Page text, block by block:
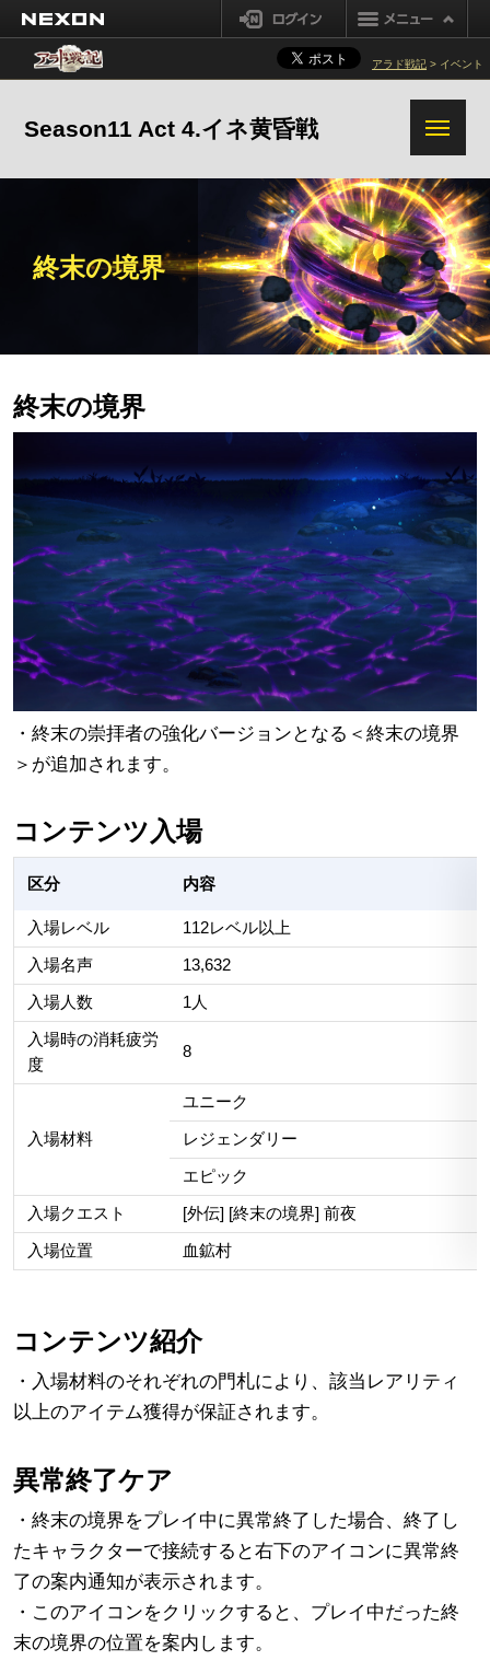
ログイン
アラド戦記 > イベント
Season11 Act 4.イネ黄昏戦
終末の境界
終末の境界
・終末の崇拝者の強化バージョンとなる＜終末の境界
＞が追加されます。
コンテンツ入場
区分 内容
入場レベル 112レベル以上
入場名声 13,632
入場人数 1人
入場時の消耗疲労
度
8
入場材料
ユニーク
レジェンダリー
エピック
入場クエスト [外伝] [終末の境界] 前夜
入場位置 血鉱村
コンテンツ紹介
・入場材料のそれぞれの門札により、該当レアリティ
以上のアイテム獲得が保証されます。
異常終了ケア
・終末の境界をプレイ中に異常終了した場合、終了し
たキャラクターで接続すると右下のアイコンに異常終
了の案内通知が表示されます。
・このアイコンをクリックすると、プレイ中だった終
末の境界の位置を案内します。